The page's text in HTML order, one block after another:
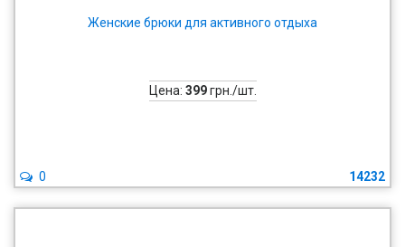
Женские брюки для активного отдыха
Цена: 399грн./шт.
14232
0